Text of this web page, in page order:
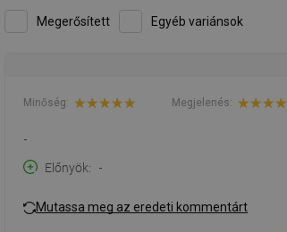
Megerősített Egyéb variánsok
Minőség: Megjelenés:
-
Előnyök
-
Mutassa meg az eredeti kommentárt